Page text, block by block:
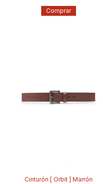
Comprar
Cinturón [ Orbit ] Marrón